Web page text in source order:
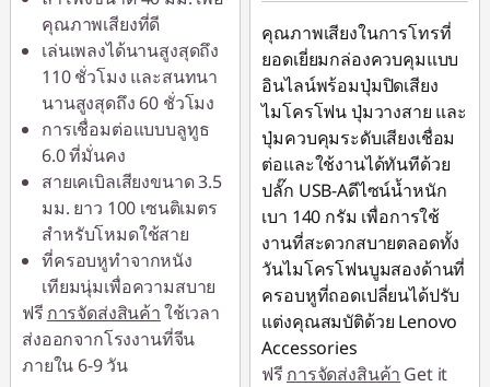
*Savings cannot be
combined
ใช้ eCoupon :
88SALETH
คุณภาพเสียงที่ดี
เล่นเพลงได้นานสูงสุดถึง
110 ชั่วโมง และสนทนา
นานสูงสุดถึง 60 ชั่วโมง
การเชื่อมต่อแบบบลูทูธ
6.0 ที่มั่นคง
สายเคเบิลเสียงขนาด 3.5
มม. ยาว 100 เซนติเมตร
สำหรับโหมดใช้สาย
ที่ครอบหูทำจากหนัง
เทียมนุ่มเพื่อความสบาย
ฟรี การจัดส่งสินค้าใช้เวลา
ส่งออกจากโรงงานที่จีน
ภายใน 6-9 วัน
คุณภาพเสียงในการโทรที่
ยอดเยี่ยมกล่องควบคุมแบบ
อินไลน์พร้อมปุ่มปิดเสียง
ไมโครโฟน ปุ่มวางสาย และ
ปุ่มควบคุมระดับเสียงเชื่อม
ต่อและใช้งานได้ทันทีด้วย
ปลั๊ก USB-Aดีไซน์น้ำหนัก
เบา 140 กรัม เพื่อการใช้
งานที่สะดวกสบายตลอดทั้ง
วันไมโครโฟนบูมสองด้านที่
ครอบหูที่ถอดเปลี่ยนได้ปรับ
แต่งคุณสมบัติด้วย Lenovo
Accessories
ฟรี การจัดส่งสินค้า Get it